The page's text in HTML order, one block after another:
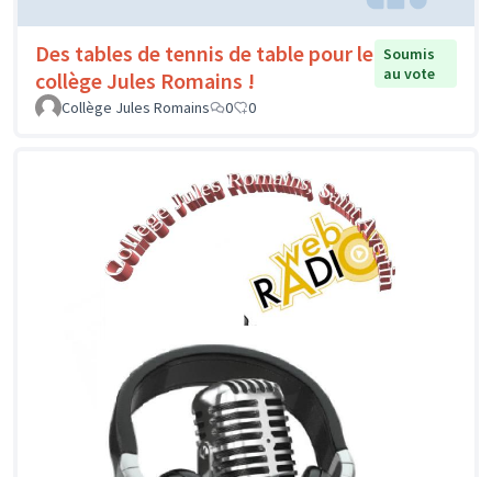
Des tables de tennis de table pour le
collège Jules Romains !
Soumis
au vote
Collège Jules Romains
0 0